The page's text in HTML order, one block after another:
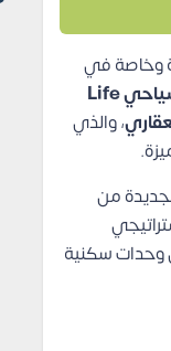
وخاصة في
Life
، والذي
من
وحدات سكنية